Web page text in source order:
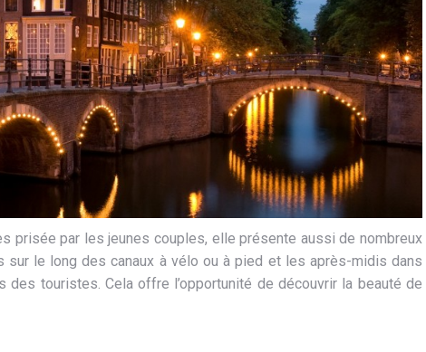
prisée par les jeunes couples, elle présente aussi de nombreux
le long des canaux à vélo ou à pied et les après-midis dans
touristes. Cela offre l’opportunité de découvrir la beauté de